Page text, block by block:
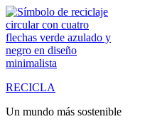
Saltar
al
contenido
RECICLA
Un mundo más sostenible